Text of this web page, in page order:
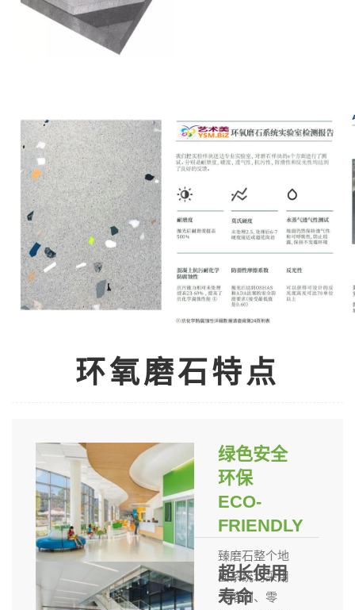
环氧磨石特点
绿色安全
环保
ECO-
FRIENDLY
臻磨石整个地
面系统均采用
无溶剂、零
超长使用
寿命